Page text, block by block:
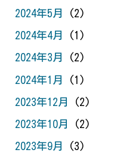
2024年5月 (2)
2024年4月 (1)
2024年3月 (2)
2024年1月 (1)
2023年12月 (2)
2023年10月 (2)
2023年9月 (3)